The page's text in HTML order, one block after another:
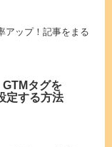
アップ！記事をまる
GTMタグを
定する方法